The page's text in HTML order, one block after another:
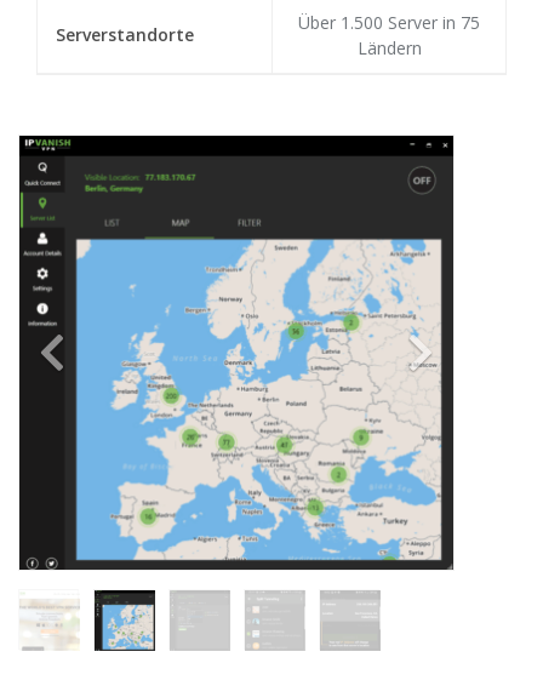
Serverstandorte
Über 1.500 Server in 75
Ländern
Previous Next